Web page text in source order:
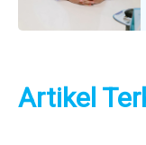
Artikel